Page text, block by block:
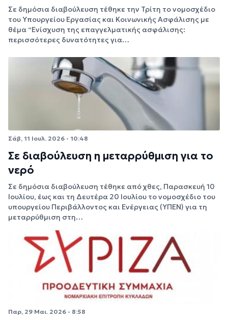
Σε δημόσια διαβούλευση τέθηκε την Τρίτη το νομοσχέδιο
του Υπουργείου Εργασίας και Κοινωνικής Ασφάλισης με
θέμα “Ενίσχυση της επαγγελματικής ασφάλισης:
περισσότερες δυνατότητες για…
Σάβ, 11 Ιουλ. 2026 - 10:48
Σε διαβούλευση η μεταρρύθμιση για το
νερό
Σε δημόσια διαβούλευση τέθηκε από χθες, Παρασκευή 10
Ιουλίου, έως και τη Δευτέρα 20 Ιουλίου το νομοσχέδιο του
υπουργείου Περιβάλλοντος και Ενέργειας (ΥΠΕΝ) για τη
μεταρρύθμιση στη…
Παρ, 29 Μαι. 2026 - 8:58